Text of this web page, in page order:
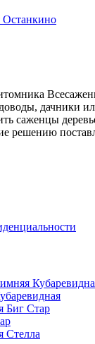
Останкино
дачники
саженцы
решению